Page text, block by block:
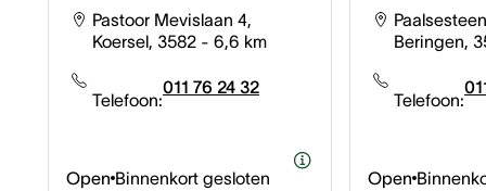
Pastoor Mevislaan 4,
Koersel, 3582 - 6,6 km
Telefoon:
011 76 24 32
Open Binnenkort gesloten
Beringen,
Telefoon:
Open